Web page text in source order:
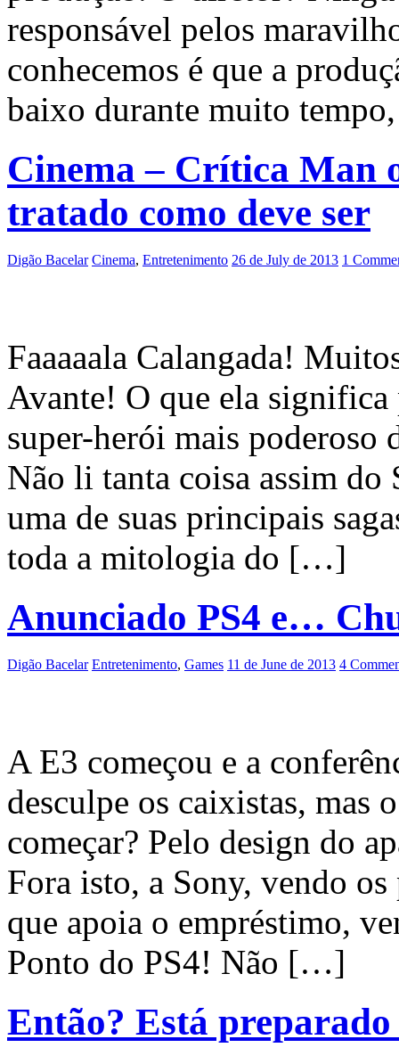
responsável pelos
conhecemos é que a
baixo durante muito
Cinema – Crítica Man
tratado como deve ser
Digão Bacelar Cinema, Entretenimento 26 de July de 2013 1
Faaaaala Calangada!
Avante! O que ela significa
super-herói mais poderoso
Não li tanta coisa assim do
uma de suas principais
toda a mitologia do […]
Anunciado PS4 e…
Digão Bacelar Entretenimento, Games 11 de June de 2013 4
A E3 começou e a
desculpe os caixistas, mas
começar? Pelo design do
Fora isto, a Sony, vendo
que apoia o empréstimo,
Ponto do PS4! Não […]
Então? Está